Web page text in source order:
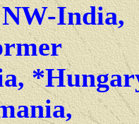
NW-India,